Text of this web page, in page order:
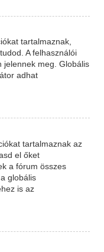
tartalmaznak,
A felhasználói
jelennek meg. Globális
adhat
tartalmaznak az
el őket
a fórum összes
globális
is az